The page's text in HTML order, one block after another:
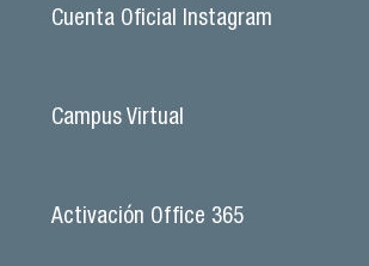
Cuenta Oficial Instagram
Campus Virtual
Activación Office 365